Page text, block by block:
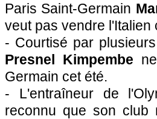
Paris Saint-Germain
veut pas vendre l'Italien
- Courtisé par
Presnel Kimpembe
Germain cet été.
- L'entraîneur de
reconnu que son club